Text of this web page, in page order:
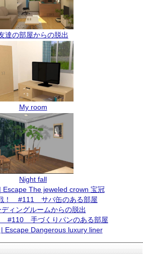
達の部屋からの脱出
My room
Night fall
Escape The jeweled crown 宝冠
！ #111 サバ缶のある部屋
ディングルームからの脱出
#110 手づくりパンのある部屋
Escape Dangerous luxury liner